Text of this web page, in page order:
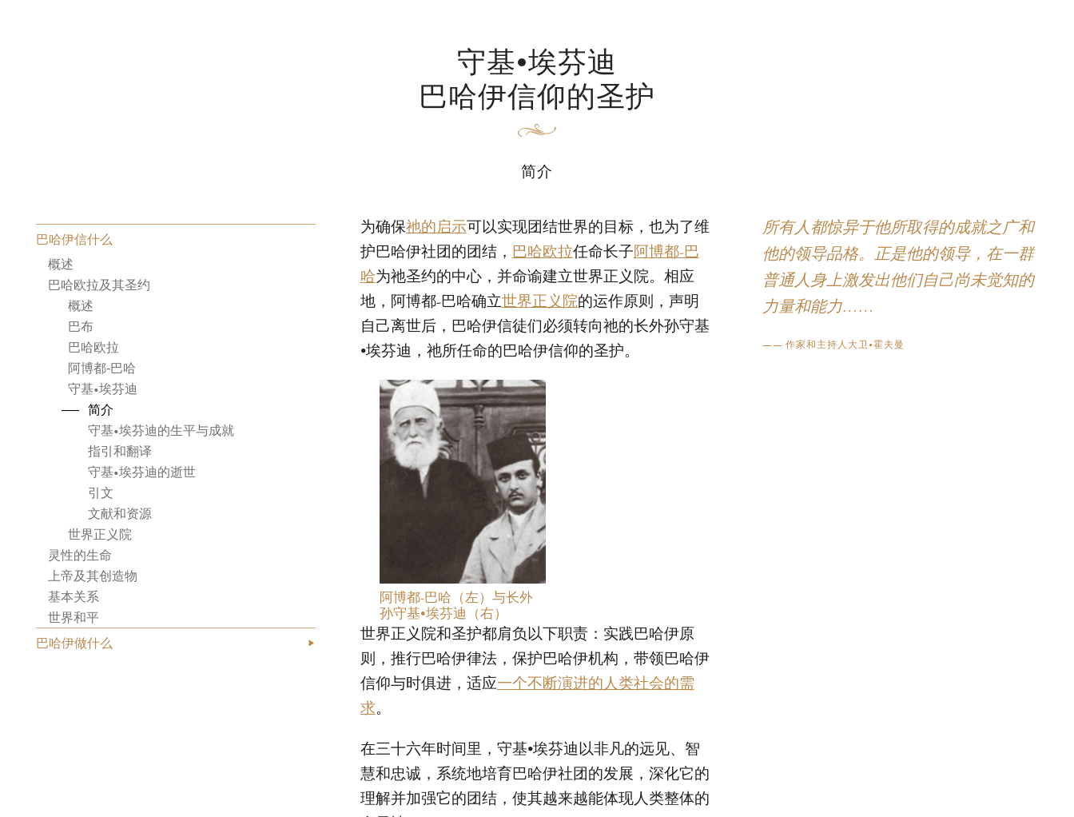
守基•埃芬迪
巴哈伊信仰的圣护
简介
巴哈伊信什么
概述
巴哈欧拉及其圣约
概述
巴布
巴哈欧拉
阿博都‑巴哈
守基•埃芬迪
简介
守基•埃芬迪的生平与成就
指引和翻译
守基•埃芬迪的逝世
引文
文献和资源
世界正义院
灵性的生命
上帝及其创造物
基本关系
世界和平
巴哈伊做什么
为确保祂的启示可以实现团结世界的目标，也为了维
护巴哈伊社团的团结， 巴哈欧拉任命长子阿博都-巴
哈为祂圣约的中心，并命谕建立世界正义院。相应
地，阿博都-巴哈确立世界正义院的运作原则，声明
自己离世后，巴哈伊信徒们必须转向祂的长外孙守基
•埃芬迪，祂所任命的巴哈伊信仰的圣护。
阿博都-巴哈（左）与长外
孙守基•埃芬迪（右）
世界正义院和圣护都肩负以下职责：实践巴哈伊原
则，推行巴哈伊律法，保护巴哈伊机构，带领巴哈伊
信仰与时俱进，适应一个不断演进的人类社会的需
求。
在三十六年时间里，守基•埃芬迪以非凡的远见、智
慧和忠诚，系统地培育巴哈伊社团的发展，深化它的
理解并加强它的团结，使其越来越能体现人类整体的
所有人都惊异于他所取得的成就之广和
他的领导品格。正是他的领导，在一群
普通人身上激发出他们自己尚未觉知的
力量和能力……
—— 作家和主持人大卫•霍夫曼